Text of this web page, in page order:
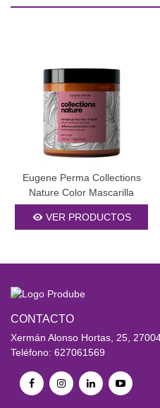
Eugene Perma Collections
Nature Color Mascarilla
VER PRODUCTOS
CONTACTO
Xermán Alonso Hortas, 25,
Teléfono: 627061569